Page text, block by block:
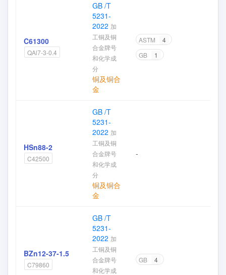
C61300
QAl7-3-0.4
GB /T
5231-
2022 加
工铜及铜
合金牌号
和化学成
分
铜及铜合
金
ASTM
4
GB
1
HSn88-2
C42500
GB /T
5231-
2022 加
工铜及铜
合金牌号
和化学成
分
铜及铜合
金
-
BZn12-37-1.5
C79860
GB /T
5231-
2022 加
工铜及铜
合金牌号
和化学成
GB 4